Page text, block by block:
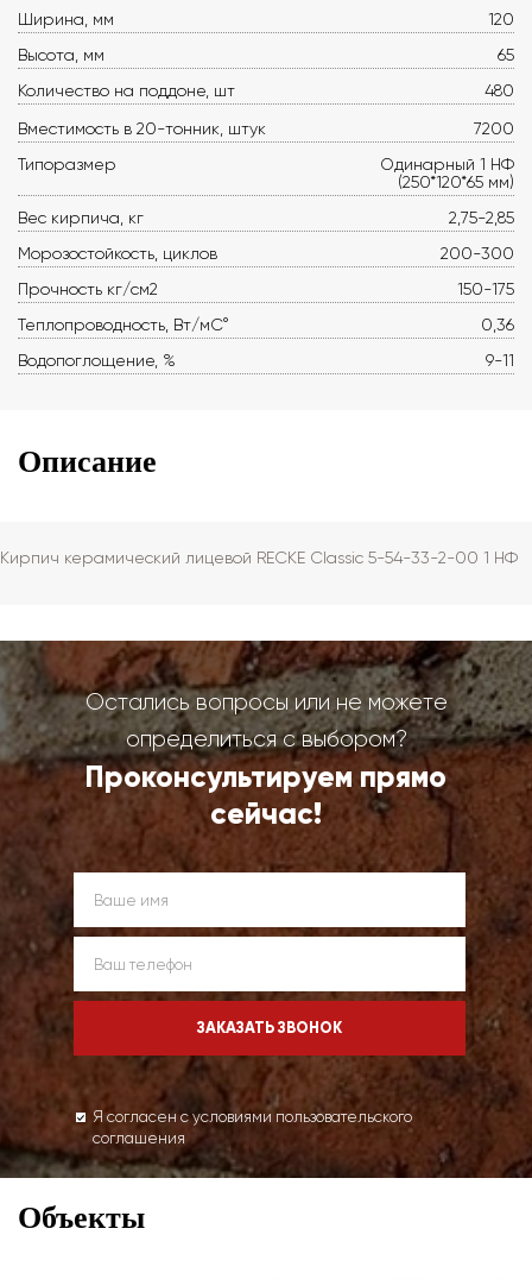
Ширина, мм
120
Высота, мм
65
Количество на поддоне, шт
480
Вместимость в 20-тонник, штук
7200
Типоразмер
Одинарный 1 НФ
(250*120*65 мм)
Вес кирпича, кг
2,75-2,85
Морозостойкость, циклов
200-300
Прочность кг/см2
150-175
Теплопроводность, Вт/мС°
0,36
Водопоглощение, %
9-11
Описание
Кирпич керамический лицевой RECKE Сlassic 5-54-33-2-00 1 НФ
Остались вопросы или не можете
определиться с выбором?
Проконсультируем прямо
сейчас!
Я согласен с условиями пользовательского
соглашения
Объекты